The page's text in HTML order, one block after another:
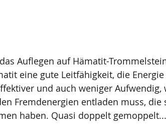
Auflegen auf Hämatit-
eine gute Leitfähigkeit, die
und auch weniger Aufwendig,
Fremdenergien entladen muss, die
haben. Quasi doppelt gemoppelt...